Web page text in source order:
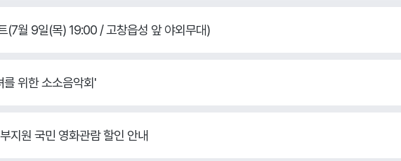
(7월 9일(목) 19:00 / 고창읍성 앞 야외무대)
를 위한 소소음악회'
지원 국민 영화관람 할인 안내